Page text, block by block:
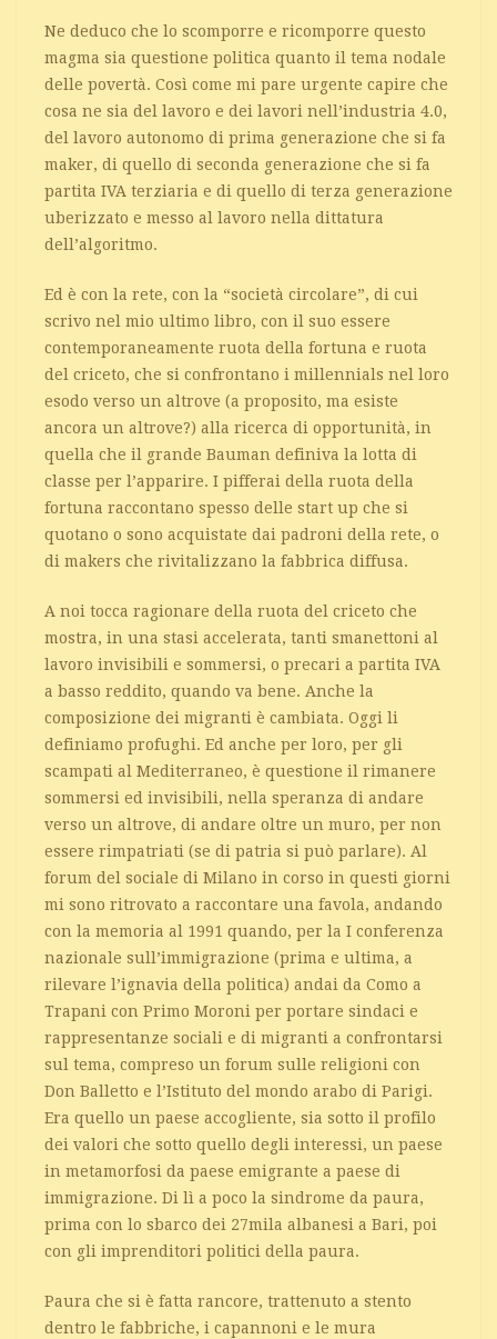
Ne deduco che lo scomporre e ricomporre questo
magma sia questione politica quanto il tema nodale
delle povertà. Così come mi pare urgente capire che
cosa ne sia del lavoro e dei lavori nell’industria 4.0,
del lavoro autonomo di prima generazione che si fa
maker, di quello di seconda generazione che si fa
partita IVA terziaria e di quello di terza generazione
uberizzato e messo al lavoro nella dittatura
dell’algoritmo.
Ed è con la rete, con la “società circolare”, di cui
scrivo nel mio ultimo libro, con il suo essere
contemporaneamente ruota della fortuna e ruota
del criceto, che si confrontano i millennials nel loro
esodo verso un altrove (a proposito, ma esiste
ancora un altrove?) alla ricerca di opportunità, in
quella che il grande Bauman definiva la lotta di
classe per l’apparire. I pifferai della ruota della
fortuna raccontano spesso delle start up che si
quotano o sono acquistate dai padroni della rete, o
di makers che rivitalizzano la fabbrica diffusa.
A noi tocca ragionare della ruota del criceto che
mostra, in una stasi accelerata, tanti smanettoni al
lavoro invisibili e sommersi, o precari a partita IVA
a basso reddito, quando va bene. Anche la
composizione dei migranti è cambiata. Oggi li
definiamo profughi. Ed anche per loro, per gli
scampati al Mediterraneo, è questione il rimanere
sommersi ed invisibili, nella speranza di andare
verso un altrove, di andare oltre un muro, per non
essere rimpatriati (se di patria si può parlare). Al
forum del sociale di Milano in corso in questi giorni
mi sono ritrovato a raccontare una favola, andando
con la memoria al 1991 quando, per la I conferenza
nazionale sull’immigrazione (prima e ultima, a
rilevare l’ignavia della politica) andai da Como a
Trapani con Primo Moroni per portare sindaci e
rappresentanze sociali e di migranti a confrontarsi
sul tema, compreso un forum sulle religioni con
Don Balletto e l’Istituto del mondo arabo di Parigi.
Era quello un paese accogliente, sia sotto il profilo
dei valori che sotto quello degli interessi, un paese
in metamorfosi da paese emigrante a paese di
immigrazione. Di lì a poco la sindrome da paura,
prima con lo sbarco dei 27mila albanesi a Bari, poi
con gli imprenditori politici della paura.
Paura che si è fatta rancore, trattenuto a stento
dentro le fabbriche, i capannoni e le mura